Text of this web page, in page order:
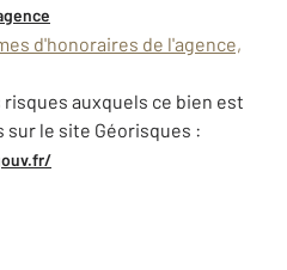
d'honoraires de l'agence,
auxquels ce bien est
le site Géorisques :